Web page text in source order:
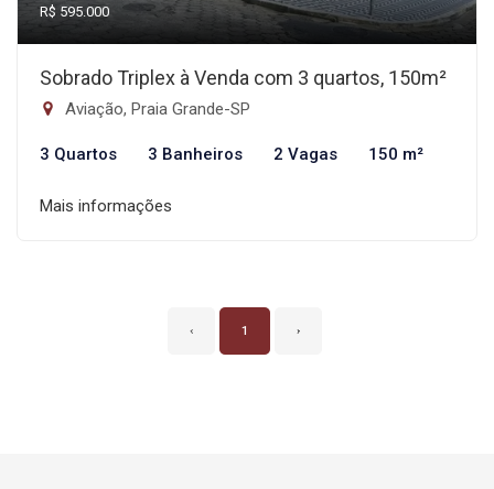
R$ 595.000
Sobrado Triplex à Venda com 3 quartos, 150m²
Aviação, Praia Grande-SP
3 Quartos 3 Banheiros 2 Vagas 150 m²
Mais informações
‹ 1 ›